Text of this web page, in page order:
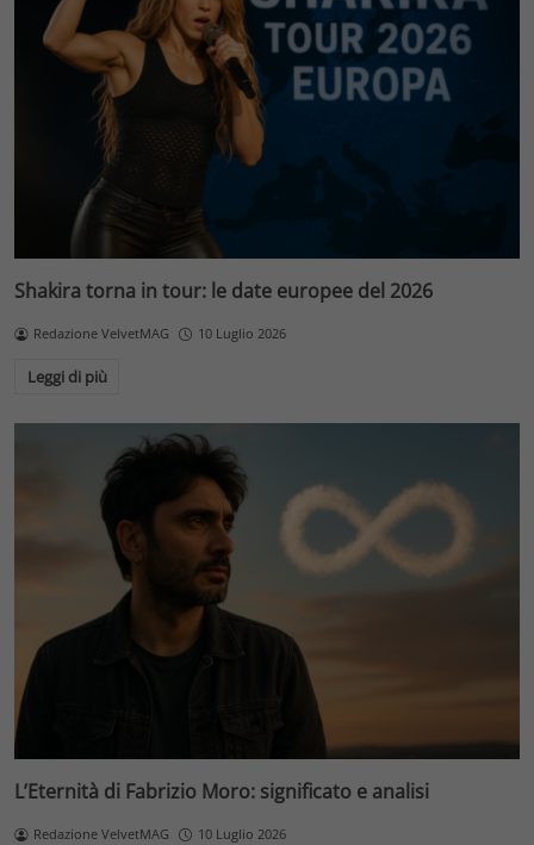
Shakira torna in tour: le date europee del 2026
Redazione VelvetMAG 10 Luglio 2026
Leggi di più
L’Eternità di Fabrizio Moro: significato e analisi
Redazione VelvetMAG 10 Luglio 2026